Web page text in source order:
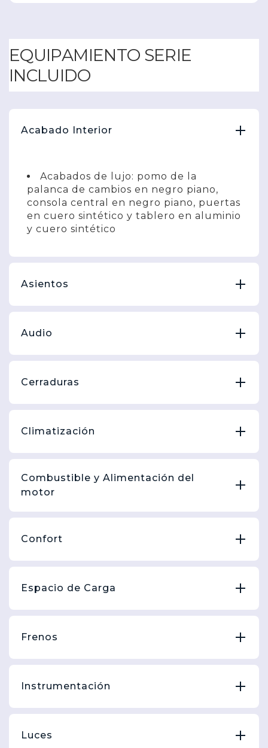
EQUIPAMIENTO SERIE
INCLUIDO
Acabado Interior
Acabados de lujo: pomo de la
palanca de cambios en negro piano,
consola central en negro piano, puertas
en cuero sintético y tablero en aluminio
y cuero sintético
Asientos
Audio
Cerraduras
Climatización
Combustible y Alimentación del
motor
Confort
Espacio de Carga
Frenos
Instrumentación
Luces